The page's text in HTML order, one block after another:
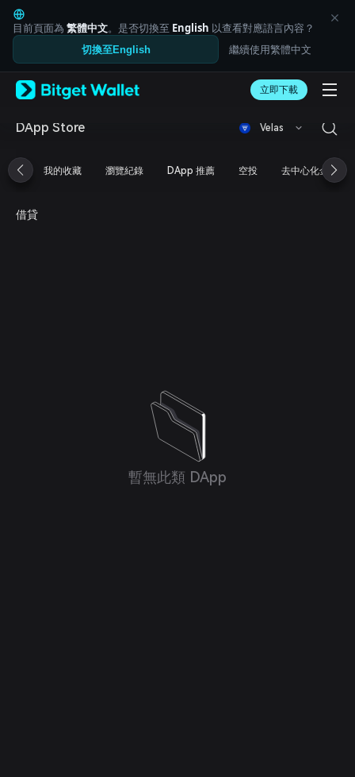
English
日本語
Tiếng Việt
Русский
Español (Latinoamérica)
Türkçe
Français
简体中文
繁體中文
Bahasa Indonesia
ภาษาไทย
目前頁面為 繁體中文。是否切換至 English 以查看對應語言內容？
切換至English 繼續使用繁體中文
立即下載
DApp Store Velas
我的收藏 瀏覽紀錄 DApp 推薦 空投 去中心化金融
借貸
暫無此類 DApp